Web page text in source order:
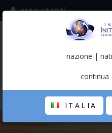
(italiano)
area utenti
LA SCUOLA
nazione |
continua
ITALIA